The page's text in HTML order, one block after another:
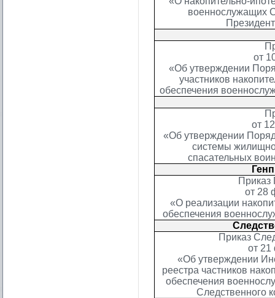
военнослужащих
от
«Об утверждении
участников
обеспечения
от
«Об утверждении
системы
спасательных
Приказ
от 28
«О реализации
обеспечения
Приказ
от
«Об утверждении
реестра частников
обеспечения
Следственного